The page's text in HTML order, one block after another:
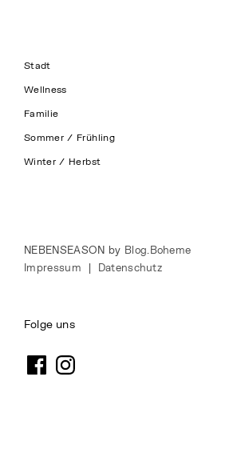
Stadt
Wellness
Familie
Sommer / Frühling
Winter / Herbst
NEBENSEASON by Blog.Boheme
Impressum | Datenschutz
Folge uns
FacebookInstagram